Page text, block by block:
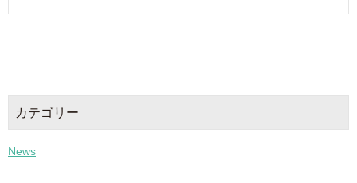
カテゴリー
News